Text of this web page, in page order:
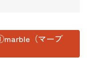
（マーブ